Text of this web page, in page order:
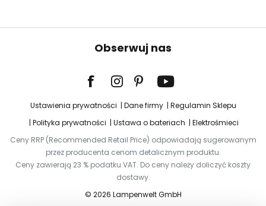
Obserwuj nas
Ustawienia prywatności Dane firmy
Regulamin Sklepu
Polityka prywatności
Ustawa o bateriach
Elektrośmieci
Ceny RRP (Recommended Retail Price) odpowiadają sugerowanym
przez producenta cenom detalicznym produktu.
Ceny zawierają 23 % podatku VAT. Do ceny należy doliczyć koszty
dostawy.
© 2026 Lampenwelt GmbH